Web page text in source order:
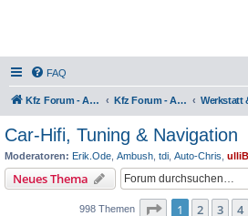
FAQ
Kfz Forum - Auto, Motorrad und LKW Kfz Forum - Auto, Motorrad und LKW
Car-Hifi, Tuning & Navigation
Moderatoren: Erik.Ode Ambush tdi Auto-Chris ulliB
Neues Thema
998 Themen Seite 1von 20
1 2 3 4